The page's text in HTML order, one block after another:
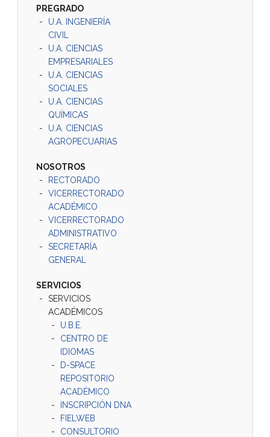
PREGRADO
U.A. INGENIERÍA
CIVIL
U.A. CIENCIAS
EMPRESARIALES
U.A. CIENCIAS
SOCIALES
U.A. CIENCIAS
QUÍMICAS
U.A. CIENCIAS
AGROPECUARIAS
NOSOTROS
RECTORADO
VICERRECTORADO
ACADÉMICO
VICERRECTORADO
ADMINISTRATIVO
SECRETARÍA
GENERAL
SERVICIOS
SERVICIOS
ACADÉMICOS
U.B.E.
CENTRO DE
IDIOMAS
D-SPACE
REPOSITORIO
ACADÉMICO
INSCRIPCIÓN DNA
FIELWEB
CONSULTORIO